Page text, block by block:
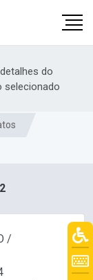
do
selecionado
/